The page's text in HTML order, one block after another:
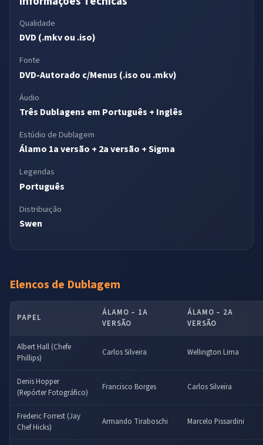
Qualidade
DVD (.mkv ou .iso)
Fonte
DVD-Autorado c/Menus (.iso ou .mkv)
Áudio
Três Dublagens em Português + Inglês
Estúdio de Dublagem
Álamo 1a versão + 2a versão + Sigma
Legendas
Português
Distribuição
Swen
Elencos de Dublagem
PAPEL
ÁLAMO – 1A
VERSÃO
ÁLAMO – 2A
VERSÃO
Albert Hall (Chefe
Phillips)
Carlos Silveira Wellington Lima
Denis Hopper
(Repórter Fotográfico)
Francisco Borges Carlos Silveira
Frederic Forrest (Jay
Chef Hicks)
Armando Tiraboschi Marcelo Pissardini